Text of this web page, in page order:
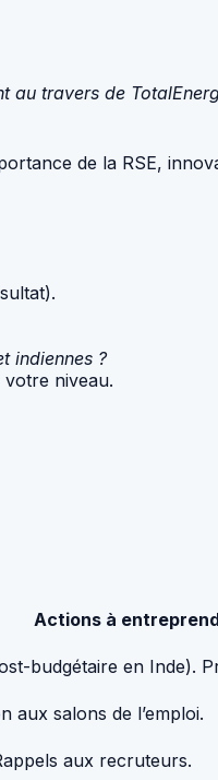
travers de
de la RSE,
indiennes ?
niveau.
Actions à
budgétaire en Inde).
aux salons de l’emploi.
aux recruteurs.